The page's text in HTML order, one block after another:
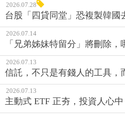
2026.07.28
台股「四貸同堂」恐複製韓
2026.07.14
「兄弟姊妹特留分」將刪除
2026.07.13
信託，不只是有錢人的工具，
2026.07.13
主動式 ETF 正夯，投資人心